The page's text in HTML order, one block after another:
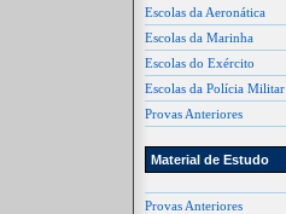
Escolas da Aeronática
Escolas da Marinha
Escolas do Exército
Escolas da Polícia Militar
Provas Anteriores
Material de Estudo
Provas Anteriores